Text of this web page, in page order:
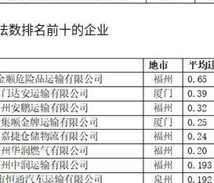
数排名前十的企业